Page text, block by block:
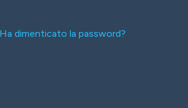
Ha dimenticato la password?